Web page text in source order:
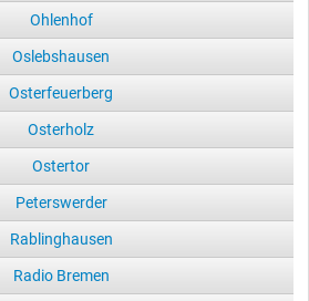
Ohlenhof
Oslebshausen
Osterfeuerberg
Osterholz
Ostertor
Peterswerder
Rablinghausen
Radio Bremen